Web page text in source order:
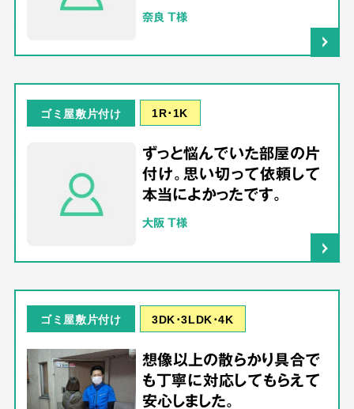
奈良 T様
ゴミ屋敷片付け 1R･1K
ずっと悩んでいた部屋の片
付け。思い切って依頼して
本当によかったです。
大阪 T様
ゴミ屋敷片付け 3DK･3LDK･4K
想像以上の散らかり具合で
も丁寧に対応してもらえて
安心しました。